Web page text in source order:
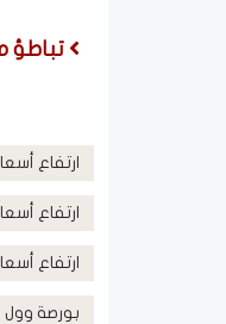
تباطؤ
ارتفاع
ارتفاع
ارتفاع
بورصة